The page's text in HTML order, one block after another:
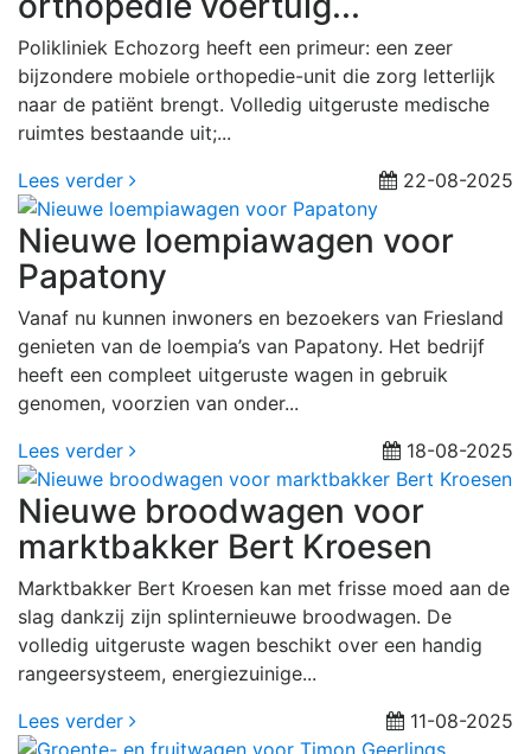
Polikliniek Echozorg heeft een primeur: een zeer
bijzondere mobiele orthopedie-unit die zorg letterlijk
naar de patiënt brengt. Volledig uitgeruste medische
ruimtes bestaande uit;...
Lees verder
22-08-2025
Nieuwe loempiawagen voor
Papatony
Vanaf nu kunnen inwoners en bezoekers van Friesland
genieten van de loempia’s van Papatony. Het bedrijf
heeft een compleet uitgeruste wagen in gebruik
genomen, voorzien van onder...
Lees verder
18-08-2025
Nieuwe broodwagen voor
marktbakker Bert Kroesen
Marktbakker Bert Kroesen kan met frisse moed aan de
slag dankzij zijn splinternieuwe broodwagen. De
volledig uitgeruste wagen beschikt over een handig
rangeersysteem, energiezuinige...
Lees verder
11-08-2025